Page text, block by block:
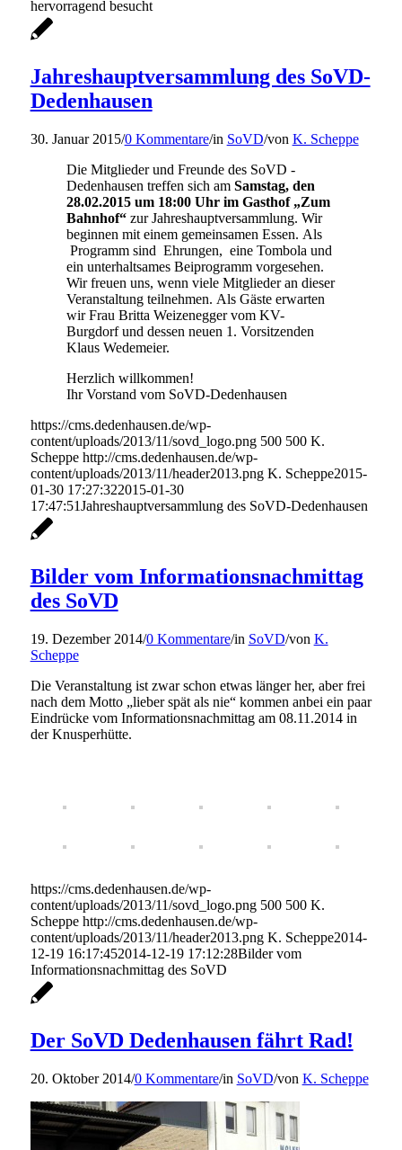
hervorragend besucht
Jahreshauptversammlung des SoVD-
Dedenhausen
30. Januar 2015/0 Kommentare/in SoVD/von K. Scheppe
Die Mitglieder und Freunde des SoVD -
Dedenhausen treffen sich am Samstag, den
28.02.2015 um 18:00 Uhr im Gasthof „Zum
Bahnhof“zur Jahreshauptversammlung. Wir
beginnen mit einem gemeinsamen Essen. Als
Programm sind Ehrungen, eine Tombola und
ein unterhaltsames Beiprogramm vorgesehen.
Wir freuen uns, wenn viele Mitglieder an dieser
Veranstaltung teilnehmen. Als Gäste erwarten
wir Frau Britta Weizenegger vom KV-
Burgdorf und dessen neuen 1. Vorsitzenden
Klaus Wedemeier.
Herzlich willkommen!
Ihr Vorstand vom SoVD-Dedenhausen
https://cms.dedenhausen.de/wp-
content/uploads/2013/11/sovd_logo.png 500 500 K.
Scheppe http://cms.dedenhausen.de/wp-
content/uploads/2013/11/header2013.png K. Scheppe2015-
01-30 17:27:322015-01-30
17:47:51Jahreshauptversammlung des SoVD-Dedenhausen
Bilder vom Informationsnachmittag
des SoVD
19. Dezember 2014/0 Kommentare/in SoVD/von K.
Scheppe
Die Veranstaltung ist zwar schon etwas länger her, aber frei
nach dem Motto „lieber spät als nie“ kommen anbei ein paar
Eindrücke vom Informationsnachmittag am 08.11.2014 in
der Knusperhütte.
https://cms.dedenhausen.de/wp-
content/uploads/2013/11/sovd_logo.png 500 500 K.
Scheppe http://cms.dedenhausen.de/wp-
content/uploads/2013/11/header2013.png K. Scheppe2014-
12-19 16:17:452014-12-19 17:12:28Bilder vom
Informationsnachmittag des SoVD
Der SoVD Dedenhausen fährt Rad!
20. Oktober 2014/0 Kommentare/in SoVD/von K. Scheppe